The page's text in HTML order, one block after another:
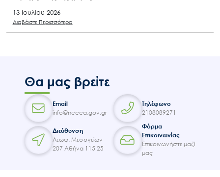
13 Ιουλίου 2026
Διαβάστε Περισσότερα
Θα μας βρείτε
Email
info@necca.gov.gr
Τηλέφωνο
2108089271
Διεύθυνση
Λεωφ. Μεσογείων
207 Αθήνα 115 25
Φόρμα
Επικοινωνίας
Επικοινωνήστε μαζί
μας